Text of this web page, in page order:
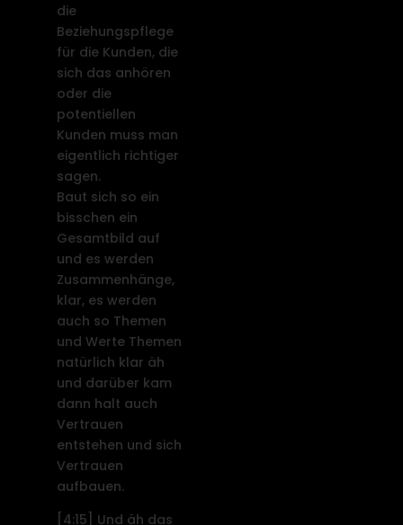
die
Beziehungspflege
für die Kunden, die
sich das anhören
oder die
potentiellen
Kunden muss man
eigentlich richtiger
sagen.
Baut sich so ein
bisschen ein
Gesamtbild auf
und es werden
Zusammenhänge,
klar, es werden
auch so Themen
und Werte Themen
natürlich klar äh
und darüber kam
dann halt auch
Vertrauen
entstehen und sich
Vertrauen
aufbauen.
[4:15]
Und äh das